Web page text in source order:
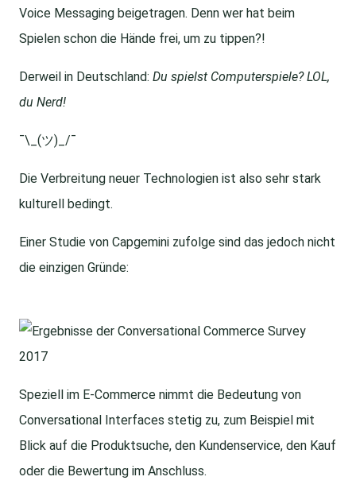
Voice Messaging beigetragen. Denn wer hat beim
Spielen schon die Hände frei, um zu tippen?!
Derweil in Deutschland: Du spielst Computerspiele? LOL,
du Nerd!
¯\_(ツ)_/¯
Die Verbreitung neuer Technologien ist also sehr stark
kulturell bedingt.
Einer Studie von Capgemini zufolge sind das jedoch nicht
die einzigen Gründe:
Speziell im E-Commerce nimmt die Bedeutung von
Conversational Interfaces stetig zu, zum Beispiel mit
Blick auf die Produktsuche, den Kundenservice, den Kauf
oder die Bewertung im Anschluss.